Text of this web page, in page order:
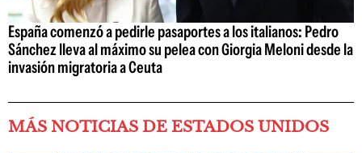
España comenzó a pedirle pasaportes a los italianos: Pedro
Sánchez lleva al máximo su pelea con Giorgia Meloni desde la
invasión migratoria a Ceuta
MÁS NOTICIAS DE ESTADOS UNIDOS